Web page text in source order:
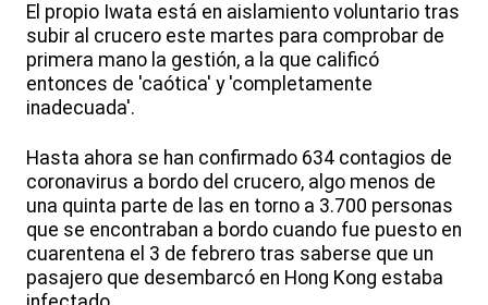
El propio Iwata está en aislamiento voluntario tras
subir al crucero este martes para comprobar de
primera mano la gestión, a la que calificó
entonces de 'caótica' y 'completamente
inadecuada'.
Hasta ahora se han confirmado 634 contagios de
coronavirus a bordo del crucero, algo menos de
una quinta parte de las en torno a 3.700 personas
que se encontraban a bordo cuando fue puesto en
cuarentena el 3 de febrero tras saberse que un
pasajero que desembarcó en Hong Kong estaba